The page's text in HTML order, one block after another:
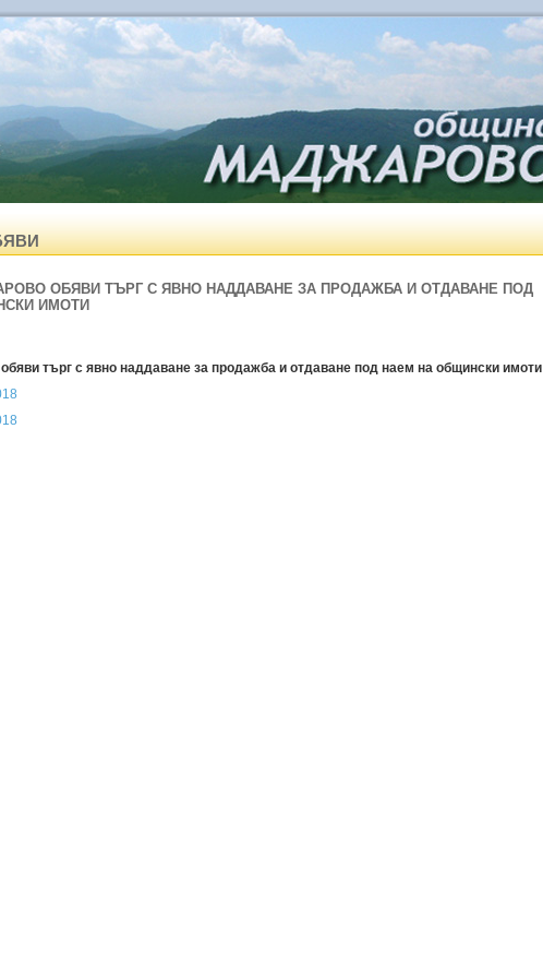
ОБЯВИ ТЪРГ С ЯВНО НАДДАВАНЕ ЗА ПРОДАЖБА И ОТДАВАНЕ ПОД
ИМОТИ
търг с явно наддаване за продажба и отдаване под наем на общински имоти